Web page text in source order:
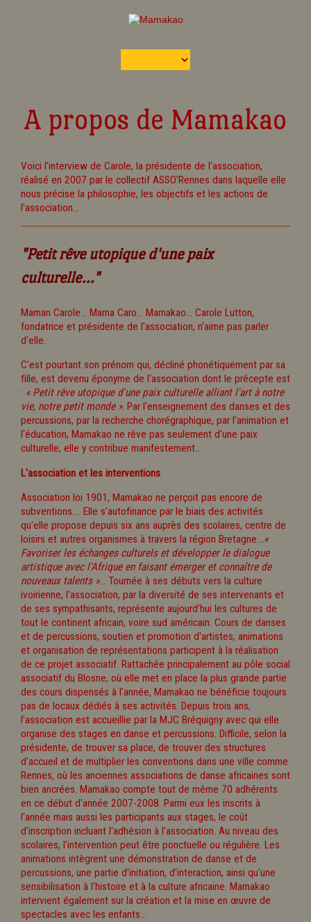
A propos de Mamakao
Voici l'interview de Carole, la présidente de l'association,
réalisé en 2007 par le collectif ASSO'Rennes dans laquelle elle
nous précise la philosophie, les objectifs et les actions de
l'association...
"Petit rêve utopique d'une paix
culturelle..."
Maman Carole... Mama Caro... Mamakao... Carole Lutton,
fondatrice et présidente de l'association, n'aime pas parler
d'elle.
C'est pourtant son prénom qui, décliné phonétiquement par sa
fille, est devenu éponyme de l'association dont le précepte est
: « Petit rêve utopique d'une paix culturelle alliant l'art à notre
vie, notre petit monde ». Par l'enseignement des danses et des
percussions, par la recherche chorégraphique, par l'animation et
l'éducation, Mamakao ne rêve pas seulement d'une paix
culturelle, elle y contribue manifestement...
L'association et les interventions
Association loi 1901, Mamakao ne perçoit pas encore de
subventions.... Elle s'autofinance par le biais des activités
qu'elle propose depuis six ans auprès des scolaires, centre de
loisirs et autres organismes à travers la région Bretagne...«
Favoriser les échanges culturels et développer le dialogue
artistique avec l'Afrique en faisant émerger et connaître de
nouveaux talents »... Tournée à ses débuts vers la culture
ivoirienne, l'association, par la diversité de ses intervenants et
de ses sympathisants, représente aujourd'hui les cultures de
tout le continent africain, voire sud américain. Cours de danses
et de percussions, soutien et promotion d'artistes, animations
et organisation de représentations participent à la réalisation
de ce projet associatif. Rattachée principalement au pôle social
associatif du Blosne, où elle met en place la plus grande partie
des cours dispensés à l'année, Mamakao ne bénéficie toujours
pas de locaux dédiés à ses activités. Depuis trois ans,
l'association est accueillie par la MJC Bréquigny avec qui elle
organise des stages en danse et percussions. Difficile, selon la
présidente, de trouver sa place, de trouver des structures
d'accueil et de multiplier les conventions dans une ville comme
Rennes, où les anciennes associations de danse africaines sont
bien ancrées. Mamakao compte tout de même 70 adhérents
en ce début d'année 2007-2008. Parmi eux les inscrits à
l'année mais aussi les participants aux stages, le coût
d'inscription incluant l'adhésion à l'association. Au niveau des
scolaires, l'intervention peut être ponctuelle ou régulière. Les
animations intègrent une démonstration de danse et de
percussions, une partie d'initiation, d'interaction, ainsi qu'une
sensibilisation à l'histoire et à la culture africaine. Mamakao
intervient également sur la création et la mise en œuvre de
spectacles avec les enfants...